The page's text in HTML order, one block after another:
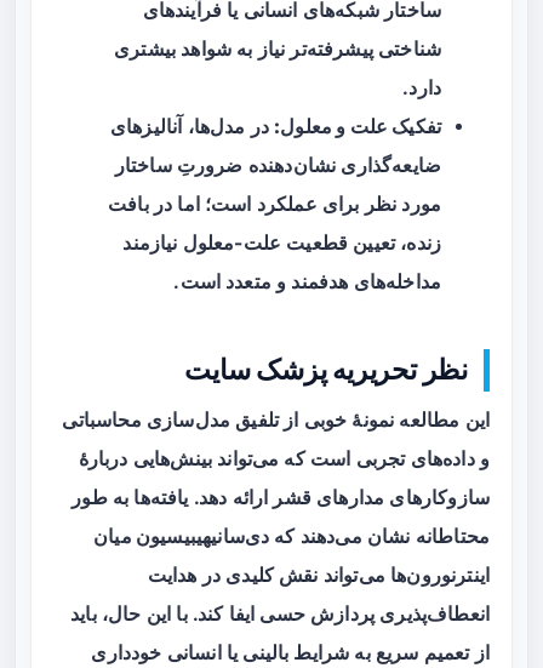
ساختار شبکه‌های انسانی یا فرآیندهای
شناختی پیشرفته‌تر نیاز به شواهد بیشتری
دارد.
تفکیک علت و معلول: در مدل‌ها، آنالیزهای
ضایعه‌گذاری نشان‌دهنده ضرورتِ ساختار
مورد نظر برای عملکرد است؛ اما در بافت
زنده، تعیین قطعیت علت-معلول نیازمند
مداخله‌های هدفمند و متعدد است.
نظر تحریریه پزشک سایت
این مطالعه نمونهٔ خوبی از تلفیق مدل‌سازی محاسباتی
و داده‌های تجربی است که می‌تواند بینش‌هایی دربارهٔ
سازوکارهای مدارهای قشر ارائه دهد. یافته‌ها به طور
محتاطانه نشان می‌دهند که دی‌سانیهیبیسیون میان
اینترنورون‌ها می‌تواند نقش کلیدی در هدایت
انعطاف‌پذیری پردازش حسی ایفا کند. با این حال، باید
از تعمیم سریع به شرایط بالینی یا انسانی خودداری